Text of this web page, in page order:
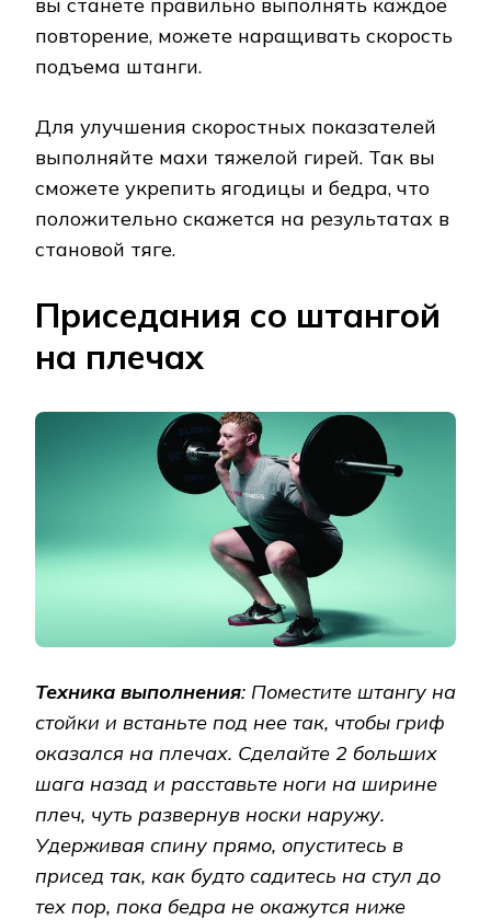
повторение, можете наращивать скорость
подъема штанги.
Для улучшения скоростных показателей
выполняйте махи тяжелой гирей. Так вы
сможете укрепить ягодицы и бедра, что
положительно скажется на результатах в
становой тяге.
Приседания со штангой
на плечах
Техника выполнения: Поместите штангу на
стойки и встаньте под нее так, чтобы гриф
оказался на плечах. Сделайте 2 больших
шага назад и расставьте ноги на ширине
плеч, чуть развернув носки наружу.
Удерживая спину прямо, опуститесь в
присед так, как будто садитесь на стул до
тех пор, пока бедра не окажутся ниже